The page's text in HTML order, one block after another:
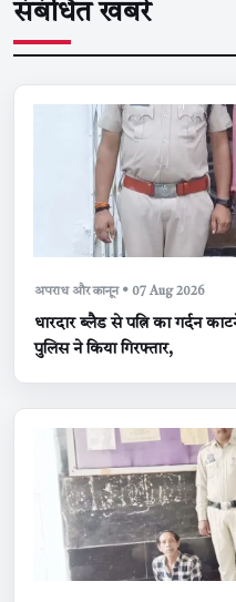
संबंधित खबरें
अपराध और कानून • 07 Aug 2026
धारदार ब्लैड से पत्नि का गर्दन
पुलिस ने किया गिरफ्तार,